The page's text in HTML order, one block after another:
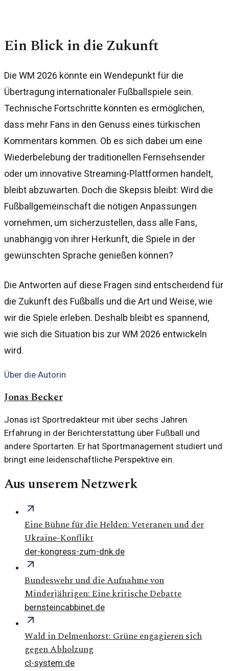
Ein Blick in die Zukunft
Die WM 2026 könnte ein Wendepunkt für die
Übertragung internationaler Fußballspiele sein.
Technische Fortschritte könnten es ermöglichen,
dass mehr Fans in den Genuss eines türkischen
Kommentars kommen. Ob es sich dabei um eine
Wiederbelebung der traditionellen Fernsehsender
oder um innovative Streaming-Plattformen handelt,
bleibt abzuwarten. Doch die Skepsis bleibt: Wird die
Fußballgemeinschaft die nötigen Anpassungen
vornehmen, um sicherzustellen, dass alle Fans,
unabhängig von ihrer Herkunft, die Spiele in der
gewünschten Sprache genießen können?
Die Antworten auf diese Fragen sind entscheidend für
die Zukunft des Fußballs und die Art und Weise, wie
wir die Spiele erleben. Deshalb bleibt es spannend,
wie sich die Situation bis zur WM 2026 entwickeln
wird.
Über die Autorin
Jonas Becker
Jonas ist Sportredakteur mit über sechs Jahren
Erfahrung in der Berichterstattung über Fußball und
andere Sportarten. Er hat Sportmanagement studiert und
bringt eine leidenschaftliche Perspektive ein.
Aus unserem Netzwerk
Eine Bühne für die Helden: Veteranen und der
Ukraine-Konflikt
der-kongress-zum-dnk.de
Bundeswehr und die Aufnahme von
Minderjährigen: Eine kritische Debatte
bernsteincabbinet.de
Wald in Delmenhorst: Grüne engagieren sich
gegen Abholzung
cl-system.de